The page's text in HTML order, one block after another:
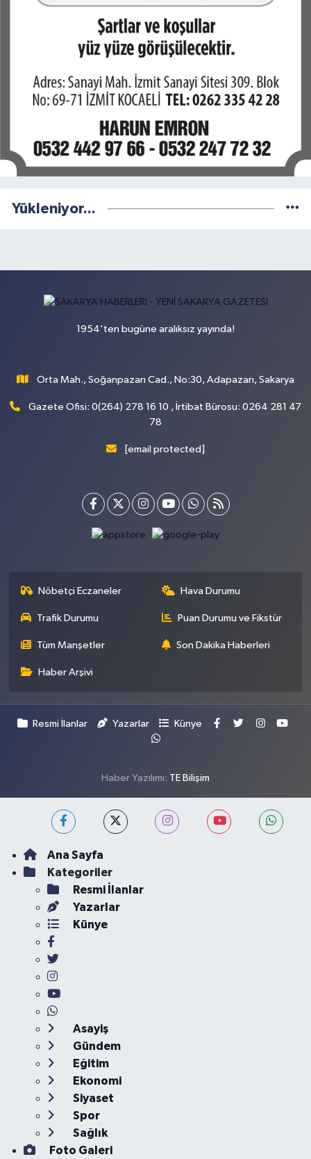
Yükleniyor...
1954'ten bugüne aralıksız yayında!
Orta Mah., Soğanpazarı Cad., No:30, Adapazarı, Sakarya
Gazete Ofisi: 0(264) 278 16 10 , İrtibat Bürosu: 0264 281 47
78
[email protected]
Nöbetçi Eczaneler Hava Durumu
Trafik Durumu Puan Durumu ve Fikstür
Tüm Manşetler Son Dakika Haberleri
Haber Arşivi
Resmi İlanlar Yazarlar Künye
Haber Yazılımı: TE Bilişim
Ana Sayfa
Kategoriler
Resmi İlanlar
Yazarlar
Künye
Asayiş
Gündem
Eğitim
Ekonomi
Siyaset
Spor
Sağlık
Foto Galeri